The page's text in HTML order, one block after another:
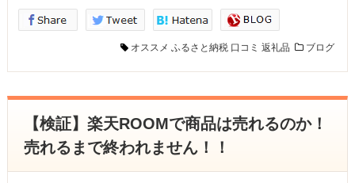
オススメ ふるさと納税 口コミ 返礼品 ブログ
【検証】楽天ROOMで商品は売れるのか！
売れるまで終われません！！